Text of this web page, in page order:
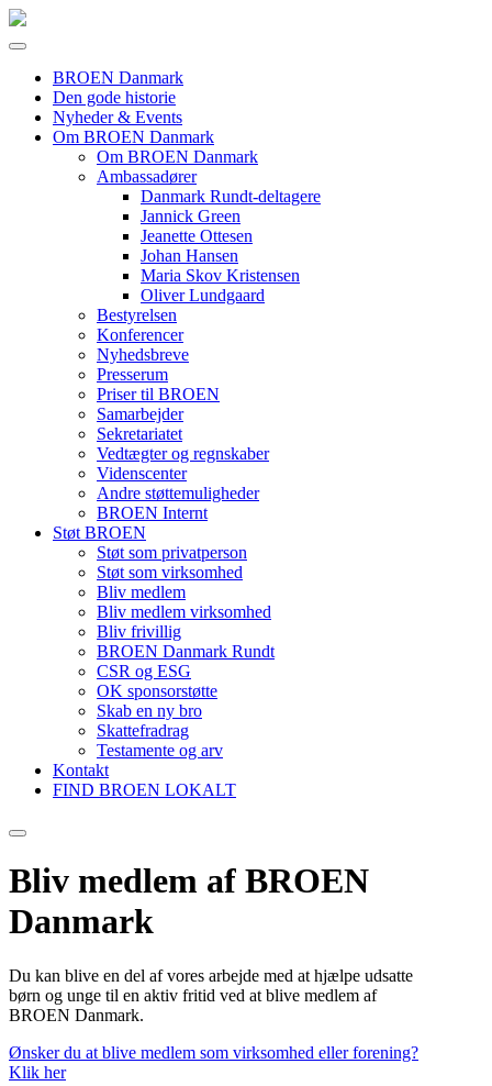
BROEN Danmark
Den gode historie
Nyheder & Events
Om BROEN Danmark
Om BROEN Danmark
Ambassadører
Danmark Rundt-deltagere
Jannick Green
Jeanette Ottesen
Johan Hansen
Maria Skov Kristensen
Oliver Lundgaard
Bestyrelsen
Konferencer
Nyhedsbreve
Presserum
Priser til BROEN
Samarbejder
Sekretariatet
Vedtægter og regnskaber
Videnscenter
Andre støttemuligheder
BROEN Internt
Støt BROEN
Støt som privatperson
Støt som virksomhed
Bliv medlem
Bliv medlem virksomhed
Bliv frivillig
BROEN Danmark Rundt
CSR og ESG
OK sponsorstøtte
Skab en ny bro
Skattefradrag
Testamente og arv
Kontakt
FIND BROEN LOKALT
Bliv medlem af BROEN
Danmark
Du kan blive en del af vores arbejde med at hjælpe udsatte
børn og unge til en aktiv fritid ved at blive medlem af
BROEN Danmark.
Ønsker du at blive medlem som virksomhed eller forening?
Klik her